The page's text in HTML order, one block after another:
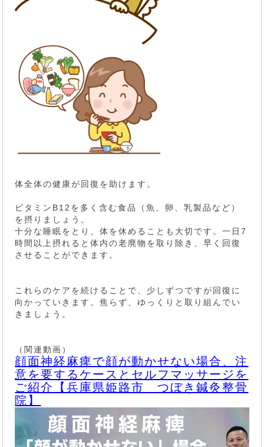
体全体の健康が回復を助けます。
ビタミンB12を多く含む食品（魚、卵、乳製品など）
を摂りましょう。
十分な睡眠をとり、体を休めることも大切です。一日7
時間以上摂れると体内の老廃物を取り除き、早く回復
させることができます。
これらのケアを続けることで、少しずつですが回復に
向かっていきます。焦らず、ゆっくりと取り組んでい
きましょう。
（関連動画）
顔面神経麻痺で顔が動かせない場合、注
意を要するケースとセルフマッサージを
ご紹介【兵庫県姫路市 つぼき鍼灸整骨
院】